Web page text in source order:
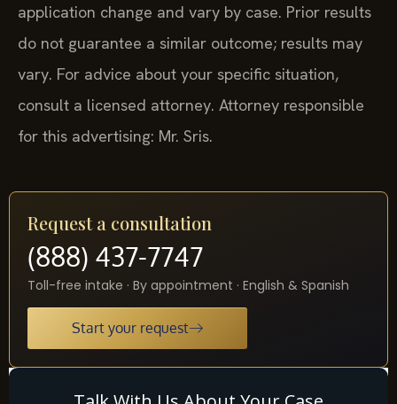
application change and vary by case. Prior results
do not guarantee a similar outcome; results may
vary. For advice about your specific situation,
consult a licensed attorney. Attorney responsible
for this advertising: Mr. Sris.
Request a consultation
(888) 437-7747
Toll-free intake · By appointment · English & Spanish
Start your request